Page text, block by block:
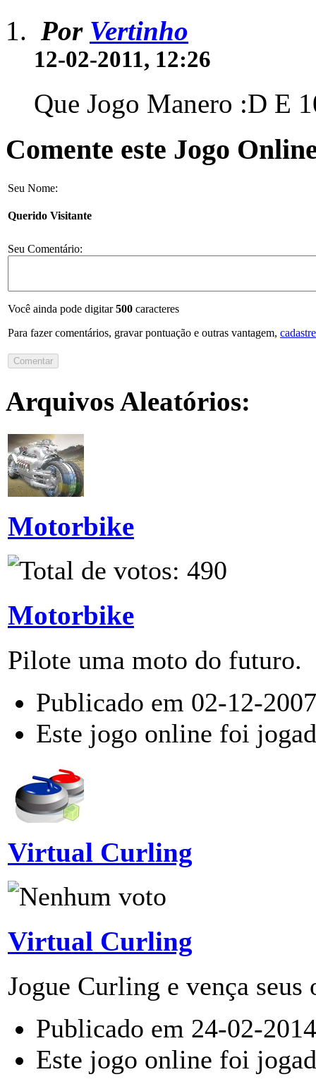
Por Vertinho
12-02-2011, 12:26
Que Jogo Manero :D E
Comente este Jogo
Seu Nome:
Querido Visitante
Seu Comentário:
Você ainda pode digitar500 caracteres
Para fazer comentários, gravar pontuação e outras vantagem,
Arquivos Aleatórios:
Motorbike
Motorbike
Pilote uma moto do futuro.
Publicado em 02-12-
Este jogo online foi
Virtual Curling
Virtual Curling
Jogue Curling e vença seus
Publicado em 24-02-
Este jogo online foi